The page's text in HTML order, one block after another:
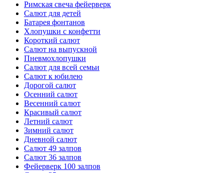
Римская свеча фейерверк
Салют для детей
Батарея фонтанов
Хлопушки с конфетти
Короткий салют
Салют на выпускной
Пневмохлопушки
Салют для всей семьи
Салют к юбилею
Дорогой салют
Осенний салют
Весенний салют
Красивый салют
Летний салют
Зимний салют
Дневной салют
Салют 49 залпов
Салют 36 залпов
Фейерверк 100 залпов